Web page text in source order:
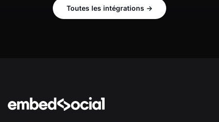
Toutes les intégrations →